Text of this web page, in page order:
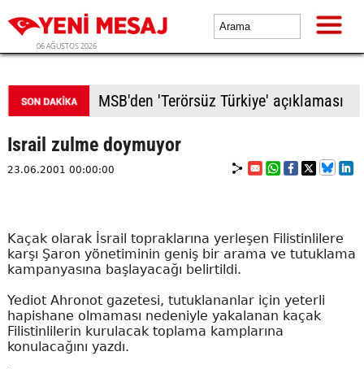
06 AĞUSTOS 2026
MSB'den 'Terörsüz Türkiye' açıklaması
Israil zulme doymuyor
23.06.2001 00:00:00
Kaçak olarak İsrail topraklarına yerleşen Filistinlilere
karşı Şaron yönetiminin geniş bir arama ve tutuklama
kampanyasına başlayacağı belirtildi.
Yediot Ahronot gazetesi, tutuklananlar için yeterli
hapishane olmaması nedeniyle yakalanan kaçak
Filistinlilerin kurulacak toplama kamplarına
konulacağını yazdı.